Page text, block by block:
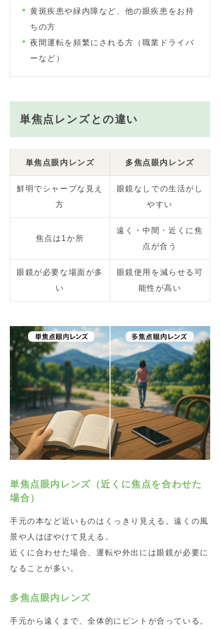
黄斑疾患や緑内障など、他の眼疾患をお持
ちの方
夜間運転を頻繁にされる方（職業ドライバ
ーなど）
単焦点レンズとの違い
単焦点眼内レンズ 多焦点眼内レンズ
鮮明でシャープな見え
方
眼鏡なしでの生活がし
やすい
焦点は1か所
遠く・中間・近くに焦
点が合う
眼鏡が必要な場面が多
い
眼鏡使用を減らせる可
能性が高い
単焦点眼内レンズ（近くに焦点を合わせた
場合）
手元の本など近いものはくっきり見える。遠くの風
景や人はぼやけて見える。
近くに合わせた場合、運転や外出には眼鏡が必要に
なることが多い。
多焦点眼内レンズ
手元から遠くまで、全体的にピントが合っている。